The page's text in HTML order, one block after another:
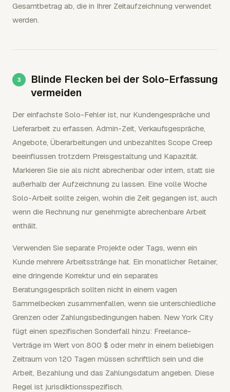
Gesamtbetrag ab, die in Ihrer Zeitaufzeichnung verwendet
werden.
Blinde Flecken bei der Solo-Erfassung
vermeiden
Der einfachste Solo-Fehler ist, nur Kundengespräche und
Lieferarbeit zu erfassen. Admin-Zeit, Verkaufsgespräche,
Angebote, Überarbeitungen und unbezahltes Scope Creep
beeinflussen trotzdem Preisgestaltung und Kapazität.
Markieren Sie sie als nicht abrechenbar oder intern, statt sie
außerhalb der Aufzeichnung zu lassen. Eine volle Woche
Solo-Arbeit sollte zeigen, wohin die Zeit gegangen ist, auch
wenn die Rechnung nur genehmigte abrechenbare Arbeit
enthält.
Verwenden Sie separate Projekte oder Tags, wenn ein
Kunde mehrere Arbeitsstränge hat. Ein monatlicher Retainer,
eine dringende Korrektur und ein separates
Beratungsgespräch sollten nicht in einem vagen
Sammelbecken zusammenfallen, wenn sie unterschiedliche
Grenzen oder Zahlungsbedingungen haben. New York City
fügt einen spezifischen Sonderfall hinzu: Freelance-
Verträge im Wert von 800 $ oder mehr in einem beliebigen
Zeitraum von 120 Tagen müssen schriftlich sein und die
Arbeit, Bezahlung und das Zahlungsdatum angeben. Diese
Regel ist jurisdiktionsspezifisch.